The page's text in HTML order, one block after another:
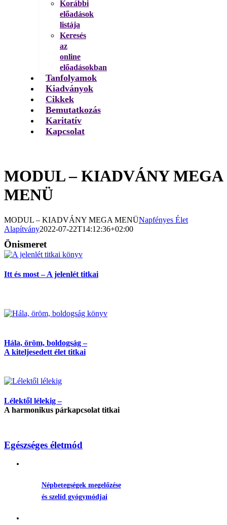
Korábbi
előadások
listája
Keresés
az
online
előadásokban
Tanfolyamok
Kiadványok
Cikkek
Bemutatkozás
Karitatív
Kapcsolat
MODUL – KIADVÁNY MEGA
MENÜ
MODUL – KIADVÁNY MEGA MENÜNapfényes Élet
Alapítvány2022-07-22T14:12:36+02:00
Önismeret
Itt és most – A jelenlét titkai
Hála, öröm, boldogság –
A kiteljesedett élet titkai
Lélektől lélekig –
A harmonikus párkapcsolat titkai
Egészséges életmód
Népbetegségek megelőzése
és szelíd gyógymódjai